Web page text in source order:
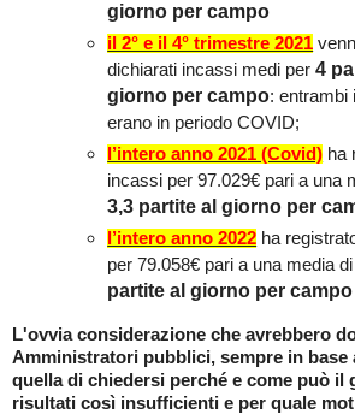
giorno per campo
il 2° e il 4° trimestre 2021
dichiarati incassi medi per4
giorno per campo: entrambi
erano in periodo COVID;
l’intero anno 2021 (Covid) ha
incassi per 97.029€ pari a una
3,3 partite al giorno per
l’intero anno 2022 ha
per 79.058€ pari a una media
partite al giorno per campo
L'ovvia considerazione che avrebbero
Amministratori pubblici, sempre in base
quella di chiedersi perché e come può il
risultati così insufficienti e per quale